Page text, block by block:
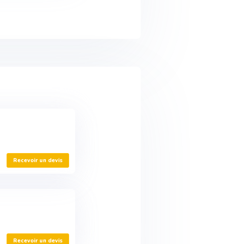
Recevoir un devis
Recevoir un devis